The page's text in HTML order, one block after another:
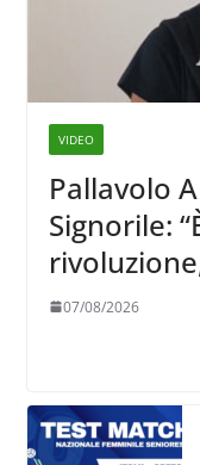
VIDEO
Pallavolo
Signorile:
chiare siu
07/08/2026